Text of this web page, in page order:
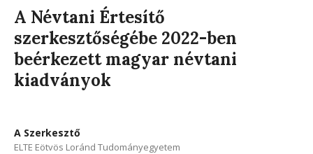
A Névtani Értesítő
szerkesztőségébe 2022-ben
beérkezett magyar névtani
kiadványok
A Szerkesztő
ELTE Eötvös Loránd Tudományegyetem